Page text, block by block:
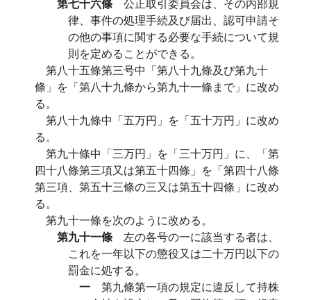
律、事件の処理手続及び届出、認可申請そ
の他の事項に関する必要な手続について規
則を定めることができる。
第八十五條第三号中「第八十九條及び第九十
條」を「第八十九條から第九十一條まで」に改め
る。
第八十九條中「五万円」を「五十万円」に改め
る。
第九十條中「三万円」を「三十万円」に、「第
四十八條第三項又は第五十四條」を「第四十八條
第三項、第五十三條の三又は第五十四條」に改め
る。
第九十一條を次のように改める。
第九十一條 左の各号の一に該当する者は、
これを一年以下の懲役又は二十万円以下の
罰金に処する。
一 第九條第一項の規定に違反して持株